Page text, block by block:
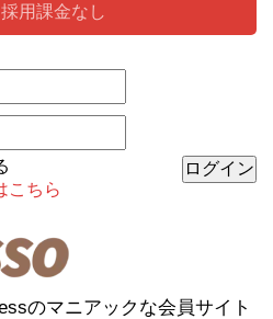
用課金なし
こちら
のマニアックな会員サイト